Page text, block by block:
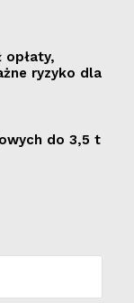
opłaty,
ryzyko dla
do 3,5 t